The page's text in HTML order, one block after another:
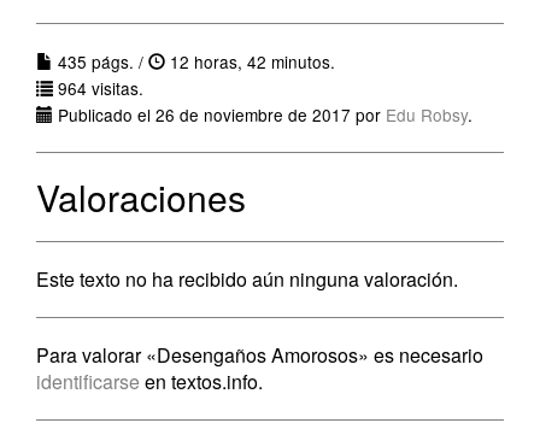
435 págs. /
12 horas, 42 minutos.
964 visitas.
Publicado el 26 de noviembre de 2017 por Edu Robsy.
Valoraciones
Este texto no ha recibido aún ninguna valoración.
Para valorar «Desengaños Amorosos» es necesario
identificarse en textos.info.